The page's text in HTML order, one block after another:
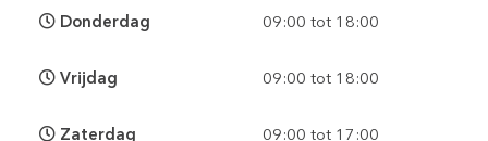
Donderdag 09:00 tot 18:00
Vrijdag 09:00 tot 18:00
Zaterdag 09:00 tot 17:00